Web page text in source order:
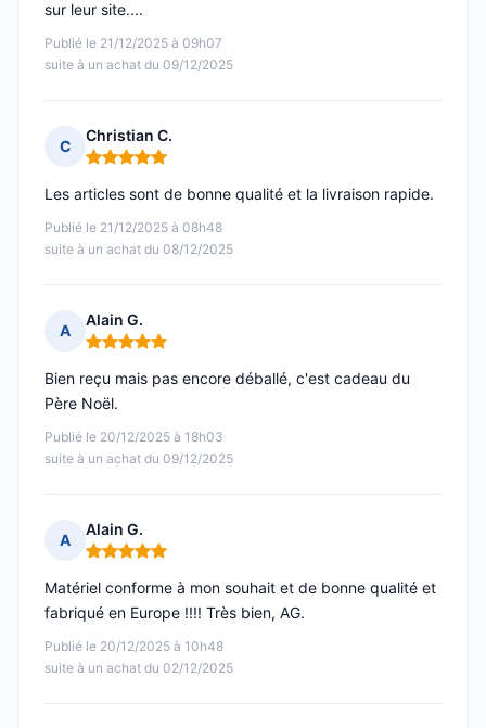
Publié le 21/12/2025 à 09h07
suite à un achat du 09/12/2025
sur leur site....
C
Christian C.
Note : 5 sur 5
Publié le 21/12/2025 à 08h48
suite à un achat du 08/12/2025
Les articles sont de bonne qualité et la livraison rapide.
A
Alain G.
Note : 5 sur 5
Publié le 20/12/2025 à 18h03
suite à un achat du 09/12/2025
Bien reçu mais pas encore déballé, c'est cadeau du
Père Noël.
A
Alain G.
Note : 5 sur 5
Publié le 20/12/2025 à 10h48
suite à un achat du 02/12/2025
Matériel conforme à mon souhait et de bonne qualité et
fabriqué en Europe !!!! Très bien, AG.